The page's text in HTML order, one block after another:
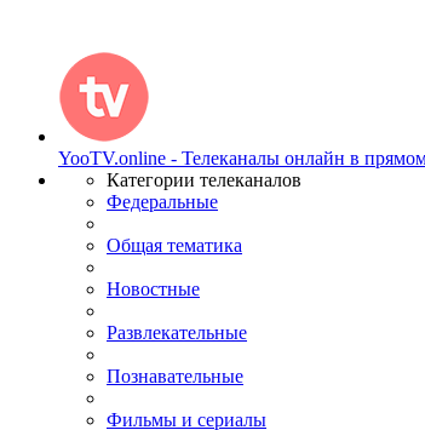
YooTV.online - Телеканалы онлайн в
Категории телеканалов
Федеральные
Общая тематика
Новостные
Развлекательные
Познавательные
Фильмы и сериалы